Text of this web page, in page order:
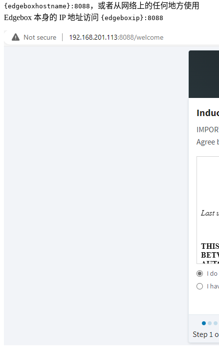
{edgeboxhostname}:8088 ，或者从网络上的任何地方使用
Edgebox 本身的 IP 地址访问 {edgeboxip}:8088